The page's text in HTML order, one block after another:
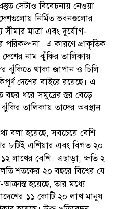
সেটাও বিবেচনায় নেওয়া
নির্মিত ভবনগুলোর
সীমার মাত্রা এবং দুর্যোগ-
পরিকল্পনা। এ কারণে প্রাকৃতিক
দেশের নাম ঝুঁকির তালিকায়
ঝুঁকিতে থাকা জাপান ও চিলি।
দেশের বাইরে রয়েছে। এ
বছর ধরে সমুদ্রের স্তর বেড়ে
তালিকায় তাদের অবস্থান
বলা হয়েছে, সবচেয়ে বেশি
৮টিই এশিয়ার এবং বিগত ২০
১২ লাখের বেশি। এছাড়া, ক্ষতি ২
শতকের ২০ বছরে বিশ্বের যে
আক্রান্ত হয়েছে, তার মধ্যে
১১ কোটি ২০ লাখ মানুষ